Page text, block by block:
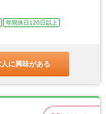
年間休日120日以上
に興味がある